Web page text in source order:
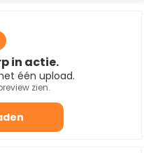
in actie.
één upload.
zien.